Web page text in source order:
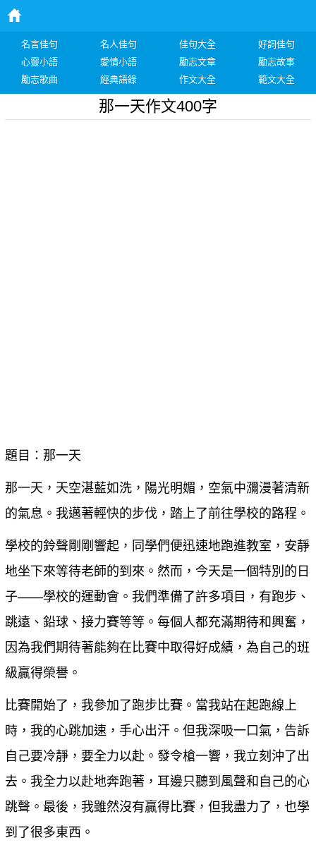
名言佳句 名人佳句 佳句大全
好詞佳句
心靈小語
愛情小語 勵志文章
勵志故事
勵志歌曲
經典語錄 作文大全 範文大全
那一天作文400字
題目：那一天
那一天，天空湛藍如洗，陽光明媚，空氣中瀰漫著清新
的氣息。我邁著輕快的步伐，踏上了前往學校的路程。
學校的鈴聲剛剛響起，同學們便迅速地跑進教室，安靜
地坐下來等待老師的到來。然而，今天是一個特別的日
子——學校的運動會。我們準備了許多項目，有跑步、
跳遠、鉛球、接力賽等等。每個人都充滿期待和興奮，
因為我們期待著能夠在比賽中取得好成績，為自己的班
級贏得榮譽。
比賽開始了，我參加了跑步比賽。當我站在起跑線上
時，我的心跳加速，手心出汗。但我深吸一口氣，告訴
自己要冷靜，要全力以赴。發令槍一響，我立刻沖了出
去。我全力以赴地奔跑著，耳邊只聽到風聲和自己的心
跳聲。最後，我雖然沒有贏得比賽，但我盡力了，也學
到了很多東西。